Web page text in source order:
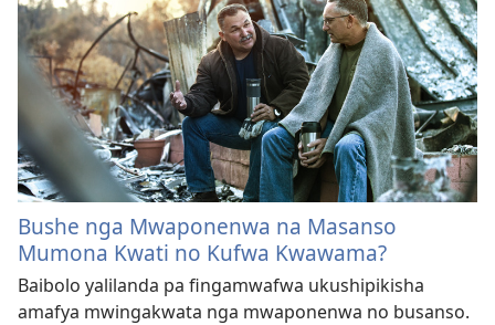
Bushe nga Mwaponenwa na Masanso
Mumona Kwati no Kufwa Kwawama?
Baibolo yalilanda pa fingamwafwa ukushipikisha
amafya mwingakwata nga mwaponenwa no busanso.